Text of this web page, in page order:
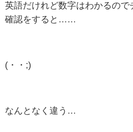
英語だけれど数字はわかるので
確認をすると……
(・・;)
なんとなく違う…